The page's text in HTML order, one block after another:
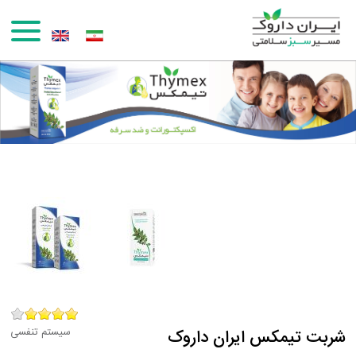
رفتن به محتوای اصلی
شربت تیمکس ایران داروک سیستم تنفسی